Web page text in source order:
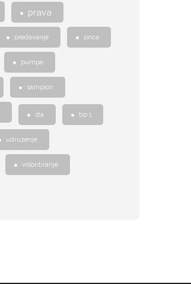
prava
predavanje prica
pumpe
sampion
sta tip 1
udruzenje
volontiranje